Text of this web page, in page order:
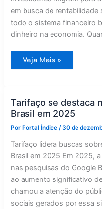
em busca de rentabilidade
todo o sistema financeiro
dinheiro na economia.
O
que
como
afeta
investimentos?
Veja Mais »
Tarifaço se destaca
Brasil em 2025
PorPortal Índice /30 de
Tarifaço lidera buscas
Brasil em 2025 Em 2025,
nas pesquisas do Google
ao aumento significativo
chamou a atenção do
sociais gerados por essa